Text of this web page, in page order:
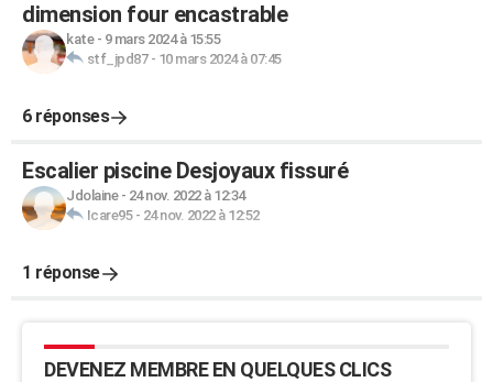
dimension four encastrable
kate- 9 mars 2024 à 15:55
stf_jpd87- 10 mars 2024 à 07:45
6 réponses
Escalier piscine Desjoyaux fissuré
Jdolaine- 24 nov. 2022 à 12:34
Icare95- 24 nov. 2022 à 12:52
1 réponse
DEVENEZ MEMBRE EN QUELQUES CLICS